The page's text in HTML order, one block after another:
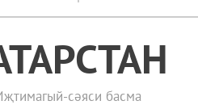
сәяси басма